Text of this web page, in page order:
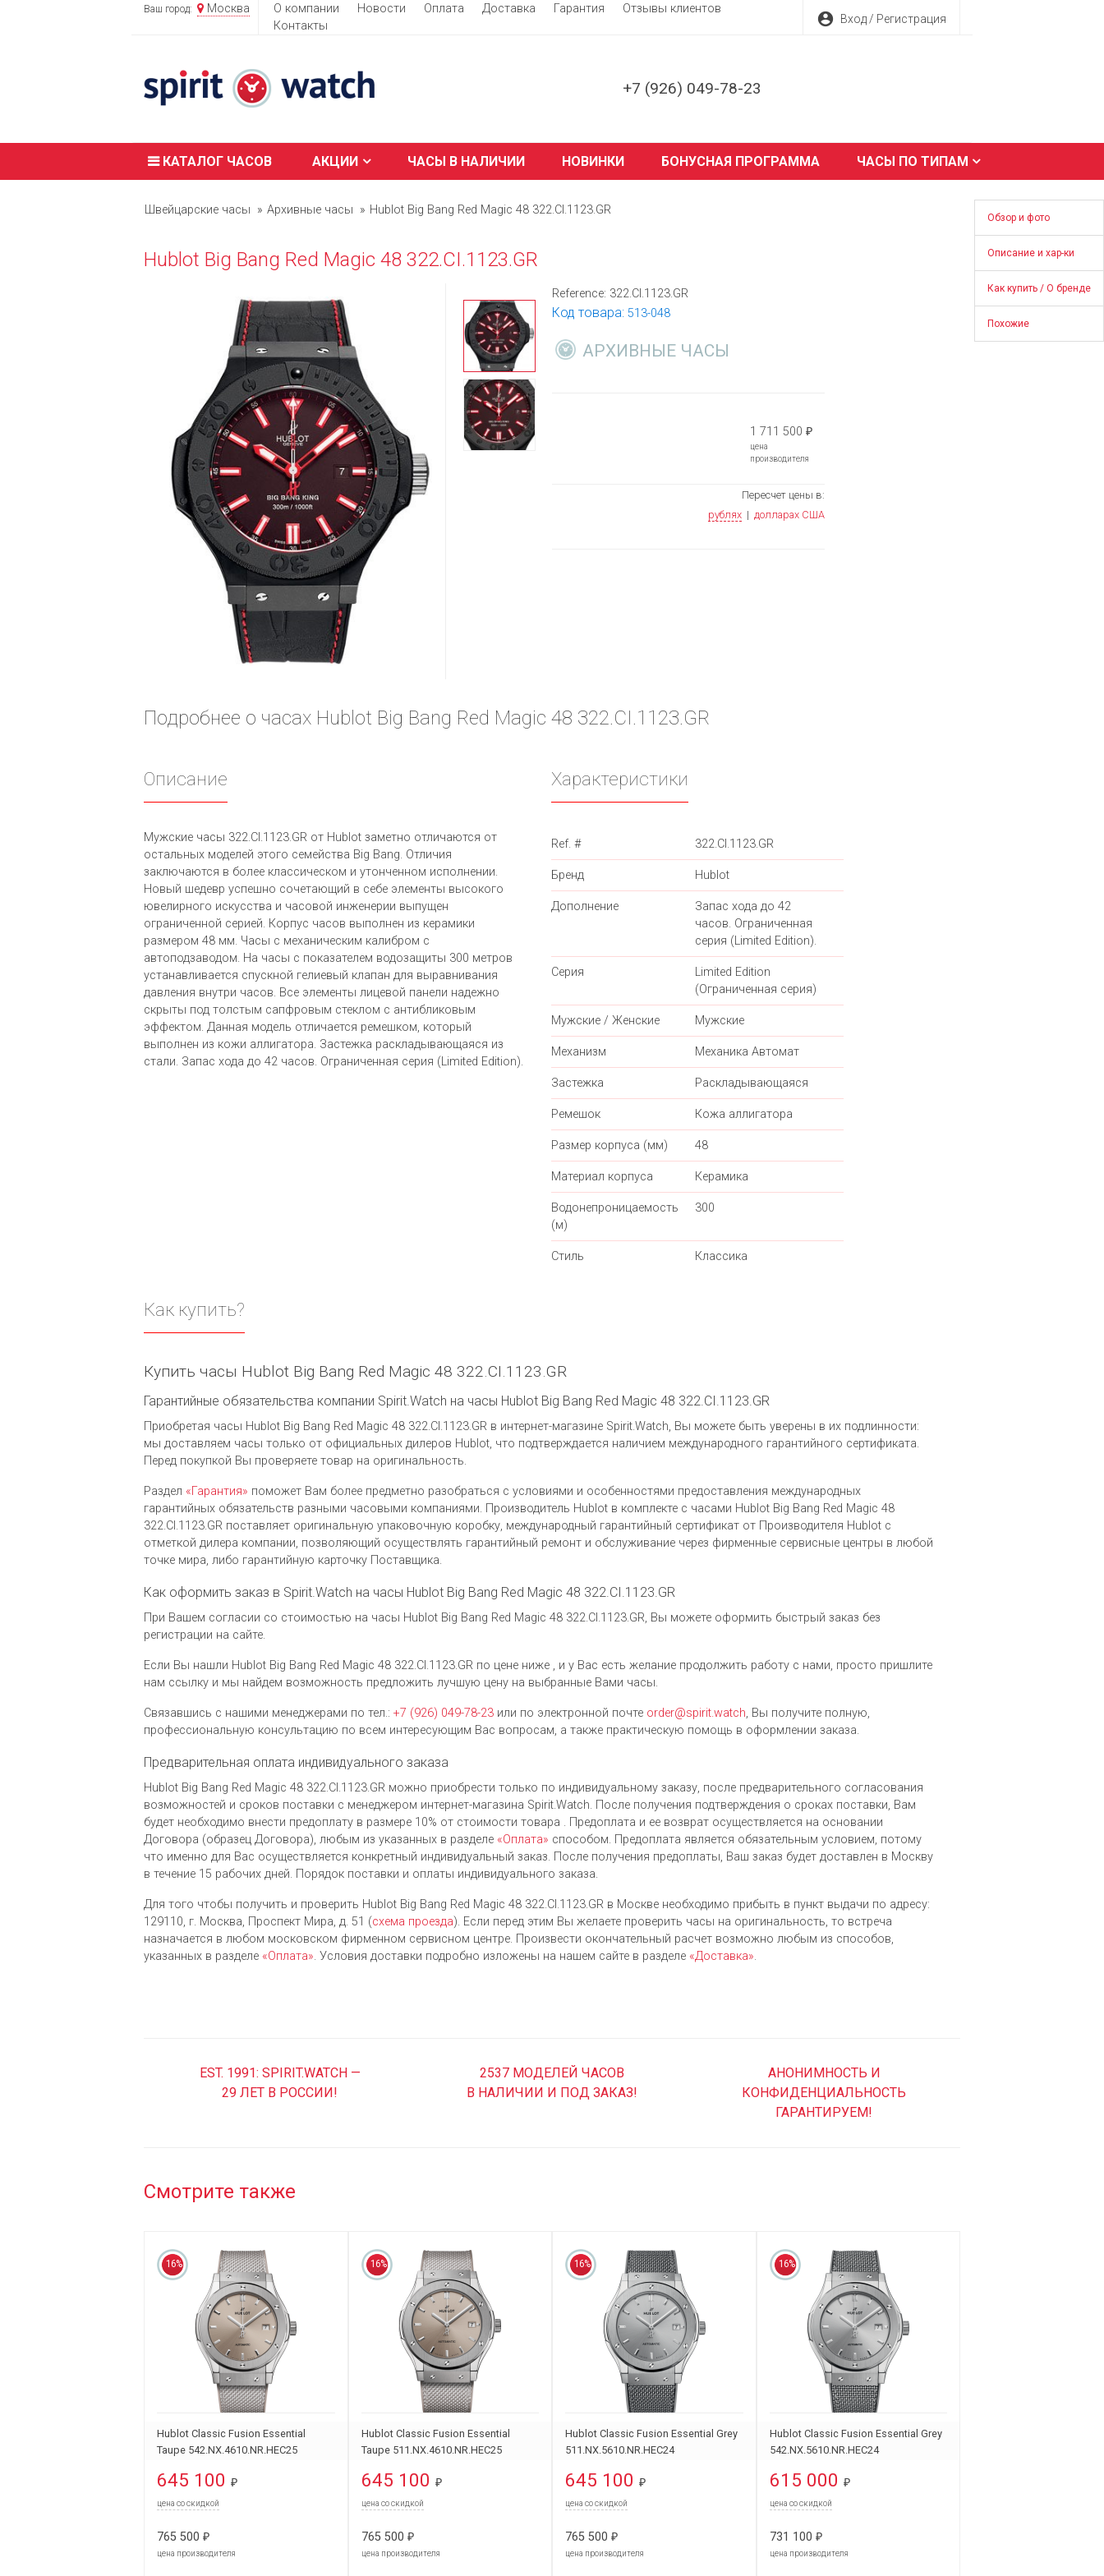
Ваш город: Москва О компании Новости Оплата Доставка Гарантия
Отзывы клиентов
Контакты
account_circle Вход / Регистрация
+7 (926) 049-78-23
КАТАЛОГ ЧАСОВ АКЦИИ ЧАСЫ В НАЛИЧИИ НОВИНКИ БОНУСНАЯ ПРОГРАММА ЧАСЫ ПО ТИПАМ
Обзор и фото
Описание и хар-ки
Как купить / О бренде
Похожие
Швейцарские часы Архивные часы Hublot Big Bang Red Magic 48 322.CI.1123.GR
Hublot Big Bang Red Magic 48 322.CI.1123.GR
Reference: 322.CI.1123.GR
Код товара: 513-048
АРХИВНЫЕ ЧАСЫ
1 711 500₽
цена
производителя
Пересчет цены в:
рублях | долларах США
Подробнее о часах Hublot Big Bang Red Magic 48 322.CI.1123.GR
Описание
Мужские часы 322.CI.1123.GR от Hublot заметно отличаются от
остальных моделей этого семейства Big Bang. Отличия
заключаются в более классическом и утонченном исполнении.
Новый шедевр успешно сочетающий в себе элементы высокого
ювелирного искусства и часовой инженерии выпущен
ограниченной серией. Корпус часов выполнен из керамики
размером 48 мм. Часы с механическим калибром с
автоподзаводом. На часы с показателем водозащиты 300 метров
устанавливается спускной гелиевый клапан для выравнивания
давления внутри часов. Все элементы лицевой панели надежно
скрыты под толстым сапфровым стеклом с антибликовым
эффектом. Данная модель отличается ремешком, который
выполнен из кожи аллигатора. Застежка раскладывающаяся из
стали. Запас хода до 42 часов. Ограниченная серия (Limited Edition).
Характеристики
Ref. # 322.CI.1123.GR
Бренд Hublot
Дополнение
Запас хода до 42
часов. Ограниченная
серия (Limited Edition).
Серия
Limited Edition
(Ограниченная серия)
Мужские / Женские Мужские
Механизм Механика Автомат
Застежка Раскладывающаяся
Ремешок Кожа аллигатора
Размер корпуса (мм) 48
Материал корпуса Керамика
Водонепроницаемость
(м)
300
Стиль Классика
Как купить?
Купить часы Hublot Big Bang Red Magic 48 322.CI.1123.GR
Гарантийные обязательства компании Spirit.Watch на часы Hublot Big Bang Red Magic 48 322.CI.1123.GR
Приобретая часы Hublot Big Bang Red Magic 48 322.CI.1123.GR в интернет-магазине Spirit.Watch, Вы можете быть уверены в их подлинности:
мы доставляем часы только от официальных дилеров Hublot, что подтверждается наличием международного гарантийного сертификата.
Перед покупкой Вы проверяете товар на оригинальность.
Раздел «Гарантия» поможет Вам более предметно разобраться с условиями и особенностями предоставления международных
гарантийных обязательств разными часовыми компаниями. Производитель Hublot в комплекте с часами Hublot Big Bang Red Magic 48
322.CI.1123.GR поставляет оригинальную упаковочную коробку, международный гарантийный сертификат от Производителя Hublot c
отметкой дилера компании, позволяющий осуществлять гарантийный ремонт и обслуживание через фирменные сервисные центры в любой
точке мира, либо гарантийную карточку Поставщика.
Как оформить заказ в Spirit.Watch на часы Hublot Big Bang Red Magic 48 322.CI.1123.GR
При Вашем согласии со стоимостью на часы Hublot Big Bang Red Magic 48 322.CI.1123.GR, Вы можете оформить быстрый заказ без
регистрации на сайте.
Если Вы нашли Hublot Big Bang Red Magic 48 322.CI.1123.GR по цене ниже , и у Вас есть желание продолжить работу с нами, просто пришлите
нам ссылку и мы найдем возможность предложить лучшую цену на выбранные Вами часы.
Связавшись с нашими менеджерами по тел.: +7 (926) 049-78-23 или по электронной почте order@spirit.watch, Вы получите полную,
профессиональную консультацию по всем интересующим Вас вопросам, а также практическую помощь в оформлении заказа.
Предварительная оплата индивидуального заказа
Hublot Big Bang Red Magic 48 322.CI.1123.GR можно приобрести только по индивидуальному заказу, после предварительного согласования
возможностей и сроков поставки с менеджером интернет-магазина Spirit.Watch. После получения подтверждения о сроках поставки, Вам
будет необходимо внести предоплату в размере 10% от стоимости товара . Предоплата и ее возврат осуществляется на основании
Договора (образец Договора), любым из указанных в разделе «Оплата» способом. Предоплата является обязательным условием, потому
что именно для Вас осуществляется конкретный индивидуальный заказ. После получения предоплаты, Ваш заказ будет доставлен в Москву
в течение 15 рабочих дней. Порядок поставки и оплаты индивидуального заказа.
Для того чтобы получить и проверить Hublot Big Bang Red Magic 48 322.CI.1123.GR в Москве необходимо прибыть в пункт выдачи по адресу:
129110, г. Москва, Проспект Мира, д. 51 (схема проезда). Если перед этим Вы желаете проверить часы на оригинальность, то встреча
назначается в любом московском фирменном сервисном центре. Произвести окончательный расчет возможно любым из cпособов,
указанных в разделе «Оплата». Условия доставки подробно изложены на нашем сайте в разделе «Доставка».
EST. 1991: SPIRIT.WATCH —
29 ЛЕТ В РОССИИ!
2537 МОДЕЛЕЙ ЧАСОВ
В НАЛИЧИИ И ПОД ЗАКАЗ!
АНОНИМНОСТЬ И
КОНФИДЕНЦИАЛЬНОСТЬ
ГАРАНТИРУЕМ!
Смотрите также
16%
Hublot Classic Fusion Essential
Taupe 542.NX.4610.NR.HEC25
645 100 ₽
цена со скидкой
765 500 ₽
цена производителя
16%
Hublot Classic Fusion Essential
Taupe 511.NX.4610.NR.HEC25
645 100 ₽
цена со скидкой
765 500 ₽
цена производителя
16%
Hublot Classic Fusion Essential Grey
511.NX.5610.NR.HEC24
645 100 ₽
цена со скидкой
765 500 ₽
цена производителя
16%
Hublot Classic Fusion Essential Grey
542.NX.5610.NR.HEC24
615 000 ₽
цена со скидкой
731 100 ₽
цена производителя